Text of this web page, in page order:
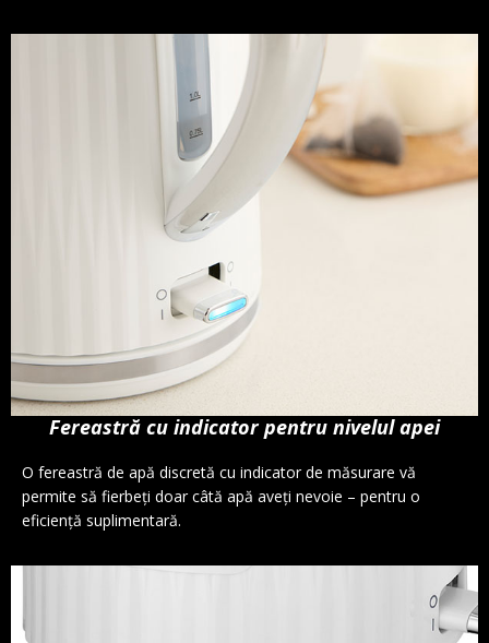
Fereastră cu indicator pentru nivelul apei
O fereastră de apă discretă cu indicator de măsurare vă
permite să fierbeți doar câtă apă aveți nevoie – pentru o
eficiență suplimentară.